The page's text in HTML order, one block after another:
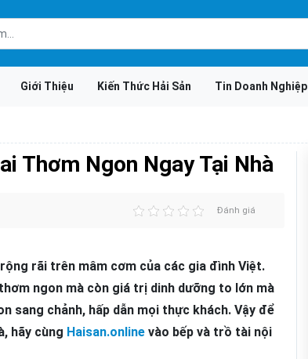
Giới Thiệu Kiến Thức Hải Sản Tin Doanh Nghiệp
Thơm Ngon Ngay Tại Nhà
Đánh giá
rãi trên mâm cơm của các gia đình Việt.
ngon mà còn giá trị dinh dưỡng to lớn mà
sang chảnh, hấp dẫn mọi thực khách. Vậy để
hãy cùng Haisan.online vào bếp và trồ tài nội